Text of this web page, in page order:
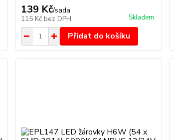
139 Kč/sada
115 Kč bez DPH Skladem
Přidat do košíku